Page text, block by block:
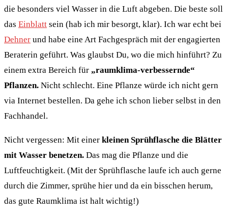
die besonders viel Wasser in die Luft abgeben. Die beste soll
das Einblatt sein (hab ich mir besorgt, klar). Ich war echt bei
Dehner und habe eine Art Fachgespräch mit der engagierten
Beraterin geführt. Was glaubst Du, wo die mich hinführt? Zu
einem extra Bereich für „raumklima-verbessernde“
Pflanzen. Nicht schlecht. Eine Pflanze würde ich nicht gern
via Internet bestellen. Da gehe ich schon lieber selbst in den
Fachhandel.
Nicht vergessen: Mit einer kleinen Sprühflasche die Blätter
mit Wasser benetzen. Das mag die Pflanze und die
Luftfeuchtigkeit. (Mit der Sprühflasche laufe ich auch gerne
durch die Zimmer, sprühe hier und da ein bisschen herum,
das gute Raumklima ist halt wichtig!)